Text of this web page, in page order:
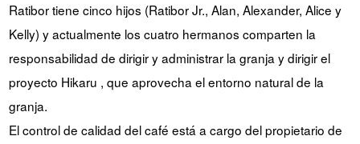
Ratibor tiene cinco hijos (Ratibor Jr., Alan, Alexander, Alice y
Kelly) y actualmente los cuatro hermanos comparten la
responsabilidad de dirigir y administrar la granja y dirigir el
proyecto Hikaru , que aprovecha el entorno natural de la
granja.
El control de calidad del café está a cargo del propietario de